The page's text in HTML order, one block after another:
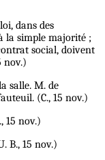
dans des
la simple majorité ;
social, doivent
nov.)
salle. M. de
(C., 15 nov.)
15 nov.)
B., 15 nov.)